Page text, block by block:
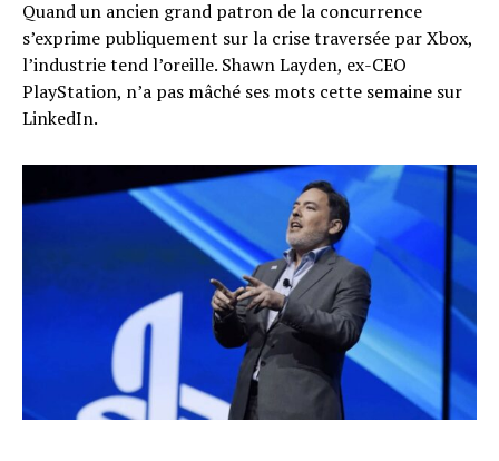
Quand un ancien grand patron de la concurrence
s’exprime publiquement sur la crise traversée par Xbox,
l’industrie tend l’oreille. Shawn Layden, ex-CEO
PlayStation, n’a pas mâché ses mots cette semaine sur
LinkedIn.